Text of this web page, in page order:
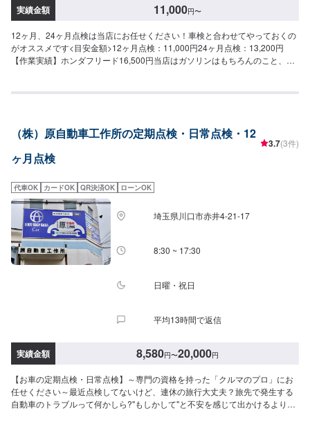
実績金額 11,000円〜
12ヶ月、24ヶ月点検は当店にお任せください！車検と合わせてやっておくの
がオススメです<目安金額>12ヶ月点検：11,000円24ヶ月点検：13,200円
【作業実績】ホンダフリード16,500円当店はガソリンはもちろんのこと、洗
タカーもやっております！また、ENEOSアプリをダウンロードしていただい
様の愛車のメンテナンスは当店にお任せください。
（株）原自動車工作所の定期点検・日常点検・12
ヶ月点検
3.7(3件)
代車OK カードOK QR決済OK ローンOK
埼玉県川口市赤井4-21-17
8:30 ~ 17:30
日曜・祝日
平均13時間で返信
実績金額 8,580円〜20,000円
【お車の定期点検・日常点検】～専門の資格を持った「クルマのプロ」にお
任せください～最近点検してないけど、連休の旅行大丈夫？旅先で発生する
自動車のトラブルって何かしら?"もしかして"と不安を感じて出かけるより